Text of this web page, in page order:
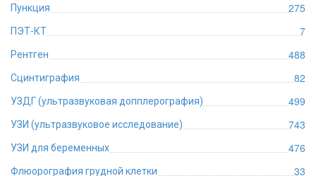
Пункция 275
ПЭТ-КТ 7
Рентген 488
Сцинтиграфия 82
УЗДГ (ультразвуковая допплерография) 499
УЗИ (ультразвуковое исследование) 743
УЗИ для беременных 476
Флюорография грудной клетки 33